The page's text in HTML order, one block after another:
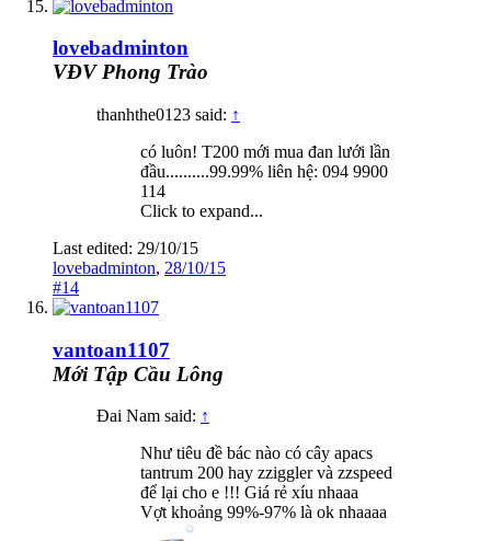
lovebadminton
VĐV Phong Trào
thanhthe0123 said: ↑
có luôn! T200 mới mua đan lưới lần
đầu..........99.99% liên hệ: 094 9900
114
Click to expand...
Last edited: 29/10/15
lovebadminton, 28/10/15
#14
vantoan1107
Mới Tập Cầu Lông
Đai Nam said: ↑
Như tiêu đề bác nào có cây apacs
tantrum 200 hay zziggler và zzspeed
để lại cho e !!! Giá rẻ xíu nhaaa
Vợt khoảng 99%-97% là ok nhaaaa